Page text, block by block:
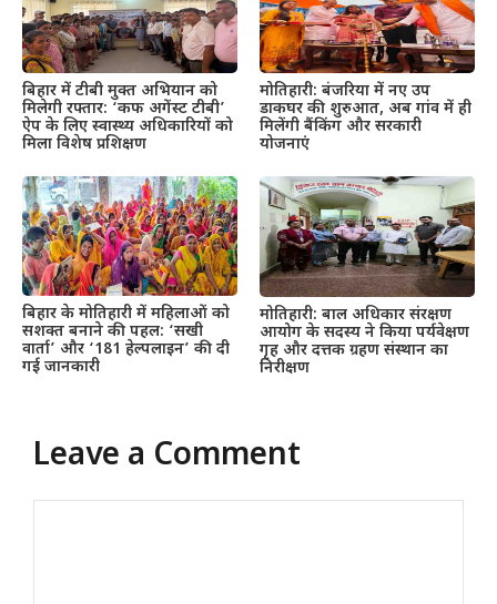
बिहार में टीबी मुक्त अभियान को
मिलेगी रफ्तार: ‘कफ अगेंस्ट टीबी’
ऐप के लिए स्वास्थ्य अधिकारियों को
मिला विशेष प्रशिक्षण
मोतिहारी: बंजरिया में नए उप
डाकघर की शुरुआत, अब गांव में ही
मिलेंगी बैंकिंग और सरकारी
योजनाएं
बिहार के मोतिहारी में महिलाओं को
सशक्त बनाने की पहल: ‘सखी
वार्ता’ और ‘181 हेल्पलाइन’ की दी
गई जानकारी
मोतिहारी: बाल अधिकार संरक्षण
आयोग के सदस्य ने किया पर्यवेक्षण
गृह और दत्तक ग्रहण संस्थान का
निरीक्षण
Leave a Comment